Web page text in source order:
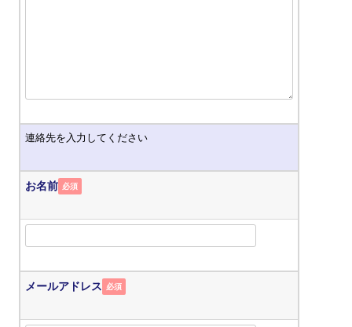
連絡先を入力してください
お名前 必須
メールアドレス 必須